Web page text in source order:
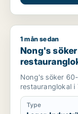
Nong's söker
1 mån sedan
Nong's
Nong's söker
restauranglokal i
Type